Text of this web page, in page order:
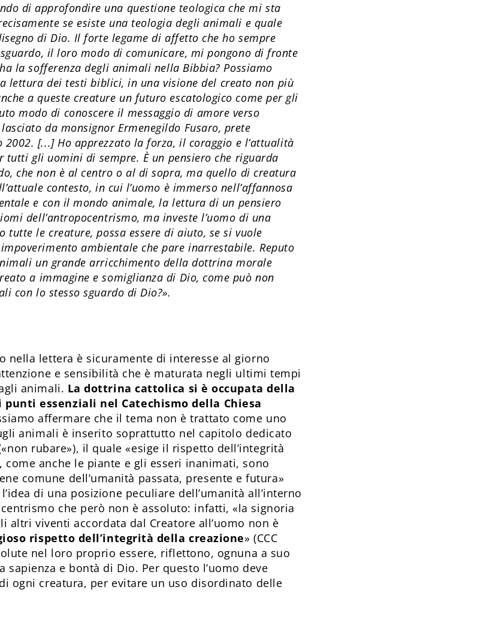
di approfondire una questione teologica che mi sta
se esiste una teologia degli animali e quale
di Dio. Il forte legame di affetto che ho sempre
il loro modo di comunicare, mi pongono di fronte
la sofferenza degli animali nella Bibbia? Possiamo
lettura dei testi biblici, in una visione del creato non più
a queste creature un futuro escatologico come per gli
modo di conoscere il messaggio di amore verso
da monsignor Ermenegildo Fusaro, prete
2002. [...] Ho apprezzato la forza, il coraggio e l’attualità
tutti gli uomini di sempre. È un pensiero che riguarda
che non è al centro o al di sopra, ma quello di creatura
contesto, in cui l’uomo è immerso nell’affannosa
e con il mondo animale, la lettura di un pensiero
dell’antropocentrismo, ma investe l’uomo di una
tutte le creature, possa essere di aiuto, se si vuole
ambientale che pare inarrestabile. Reputo
un grande arricchimento della dottrina morale
a immagine e somiglianza di Dio, come può non
con lo stesso sguardo di Dio?».
nella lettera è sicuramente di interesse al giorno
e sensibilità che è maturata negli ultimi tempi
animali. La dottrina cattolica si è occupata della
essenziali nel Catechismo della Chiesa
affermare che il tema non è trattato come uno
animali è inserito soprattutto nel capitolo dedicato
rubare»), il quale «esige il rispetto dell’integrità
come anche le piante e gli esseri inanimati, sono
comune dell’umanità passata, presente e futura»
di una posizione peculiare dell’umanità all’interno
che però non è assoluto: infatti, «la signoria
altri viventi accordata dal Creatore all’uomo non è
rispetto dell’integrità della creazione» (CCC
nel loro proprio essere, riflettono, ognuna a suo
sapienza e bontà di Dio. Per questo l’uomo deve
ogni creatura, per evitare un uso disordinato delle